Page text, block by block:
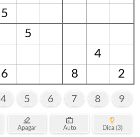
5
5
4
6 8 2
4 5 6 7 8 9
Apagar Auto Dica (3)